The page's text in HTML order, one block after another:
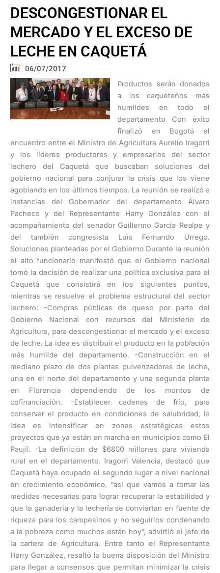
DESCONGESTIONAR EL
MERCADO Y EL EXCESO DE
LECHE EN CAQUETÁ
06/07/2017
Productos serán donados
a los caqueteños más
humildes en todo el
departamento Con éxito
finalizó en Bogotá el
encuentro entre el Ministro de Agricultura Aurelio Iragorri
y los líderes productores y empresarios del sector
lechero del Caquetá que buscaban soluciones del
gobierno nacional para conjurar la crisis que los viene
agobiando en los últimos tiempos. La reunión se realizó a
instancias del Gobernador del departamento Álvaro
Pacheco y del Representante Harry González con el
acompañamiento del senador Guillermo García Realpe y
del también congresista Luis Fernando Urrego.
Soluciones planteadas por el Gobierno Durante la reunión
el alto funcionario manifestó que el Gobierno nacional
tomó la decisión de realizar una política exclusiva para el
Caquetá que consistirá en los siguientes puntos,
mientras se resuelve el problema estructural del sector
lechero: -Compras públicas de queso por parte del
Gobierno Nacional con recursos del Ministerio de
Agricultura, para descongestionar el mercado y el exceso
de leche. La idea es distribuir el producto en la población
más humilde del departamento. -Construcción en el
mediano plazo de dos plantas pulverizadoras de leche,
una en el norte del departamento y una segunda planta
en Florencia dependiendo de los montos de
cofinanciación. -Establecer cadenas de frío, para
conservar el producto en condiciones de salubridad, la
idea es intensificar en zonas estratégicas estos
proyectos que ya están en marcha en municipios como El
Paujil. -La definición de $6800 millones para vivienda
rural en el departamento. Iragorri Valencia, destacó que
Caquetá haya ocupado el segundo lugar a nivel nacional
en crecimiento económico, “así que vamos a tomar las
medidas necesarias para lograr recuperar la estabilidad y
que la ganadería y la lechería se conviertan en fuente de
riqueza para los campesinos y no seguirlos condenando
a la pobreza como muchos están hoy”, advirtió el jefe de
la cartera de Agricultura. Entre tanto el Representante
Harry González, resaltó la buena disposición del Ministro
para llegar a consensos que permitan minimizar la crisis